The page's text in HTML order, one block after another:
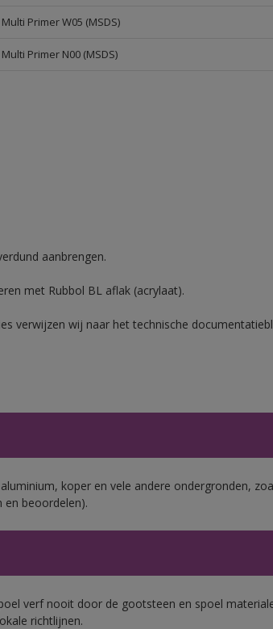
Primer W05 (MSDS)
Primer N00 (MSDS)
aanbrengen.
met Rubbol BL aflak (acrylaat).
verwijzen wij naar het technische
koper en vele andere ondergronden,
en beoordelen).
verf nooit door de gootsteen en spoel
richtlijnen.